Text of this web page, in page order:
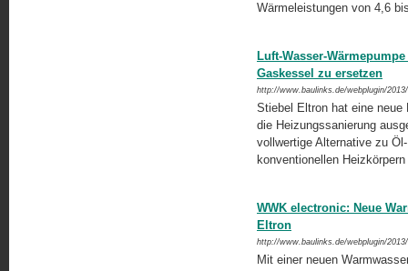
Wärmeleistungen von 4,6
Luft-Wasser-
Gaskessel zu ersetzen
http://www.baulinks.de/webplugin/
Stiebel Eltron hat eine
die Heizungssanierung
vollwertige Alternative zu
konventionellen
WWK electronic: Neue
Eltron
http://www.baulinks.de/webplugin/
Mit einer neuen